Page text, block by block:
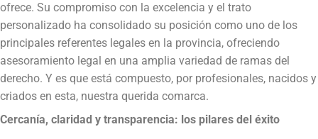
ofrece. Su compromiso con la excelencia y el trato
personalizado ha consolidado su posición como uno de los
principales referentes legales en la provincia, ofreciendo
asesoramiento legal en una amplia variedad de ramas del
derecho. Y es que está compuesto, por profesionales, nacidos y
criados en esta, nuestra querida comarca.
Cercanía, claridad y transparencia: los pilares del éxito